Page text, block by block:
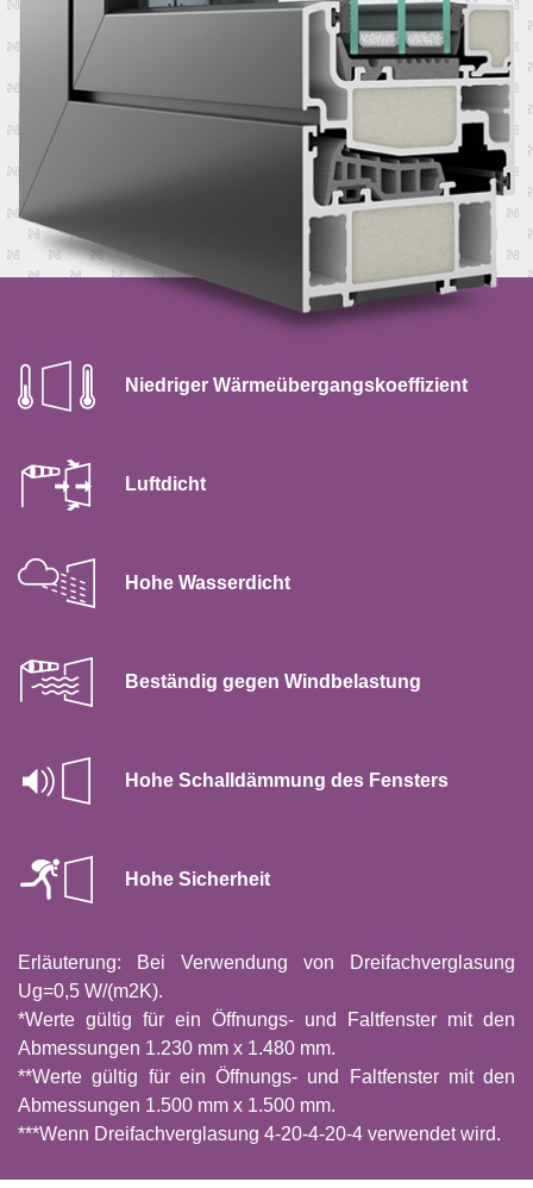
Niedriger Wärmeübergangskoeffizient
Luftdicht
Hohe Wasserdicht
Beständig gegen Windbelastung
Hohe Schalldämmung des Fensters
Hohe Sicherheit
Erläuterung: Bei Verwendung von Dreifachverglasung
Ug=0,5 W/(m2K).
*Werte gültig für ein Öffnungs- und Faltfenster mit den
Abmessungen 1.230 mm x 1.480 mm.
**Werte gültig für ein Öffnungs- und Faltfenster mit den
Abmessungen 1.500 mm x 1.500 mm.
***Wenn Dreifachverglasung 4-20-4-20-4 verwendet wird.